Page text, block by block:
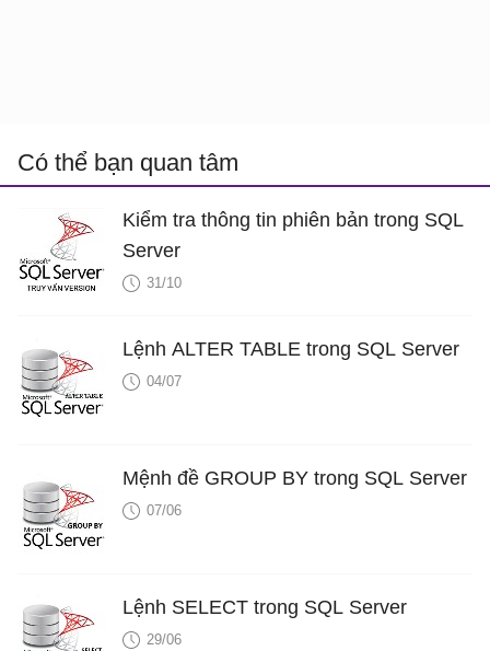
Có thể bạn quan tâm
Kiểm tra thông tin phiên bản trong SQL
Server
31/10
Lệnh ALTER TABLE trong SQL Server
04/07
Mệnh đề GROUP BY trong SQL Server
07/06
Lệnh SELECT trong SQL Server
29/06